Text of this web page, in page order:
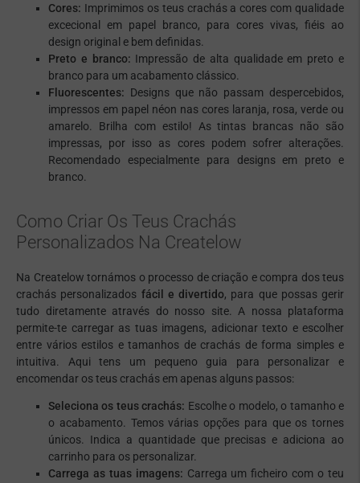
Cores: Imprimimos os teus crachás a cores com qualidade
excecional em papel branco, para cores vivas, fiéis ao
design original e bem definidas.
Preto e branco: Impressão de alta qualidade em preto e
branco para um acabamento clássico.
Fluorescentes: Designs que não passam despercebidos,
impressos em papel néon nas cores laranja, rosa, verde ou
amarelo. Brilha com estilo! As tintas brancas não são
impressas, por isso as cores podem sofrer alterações.
Recomendado especialmente para designs em preto e
branco.
Como Criar Os Teus Crachás
Personalizados Na Createlow
Na Createlow tornámos o processo de criação e compra dos teus
crachás personalizados fácil e divertido, para que possas gerir
tudo diretamente através do nosso site. A nossa plataforma
permite-te carregar as tuas imagens, adicionar texto e escolher
entre vários estilos e tamanhos de crachás de forma simples e
intuitiva. Aqui tens um pequeno guia para personalizar e
encomendar os teus crachás em apenas alguns passos:
Seleciona os teus crachás: Escolhe o modelo, o tamanho e
o acabamento. Temos várias opções para que os tornes
únicos. Indica a quantidade que precisas e adiciona ao
carrinho para os personalizar.
Carrega as tuas imagens: Carrega um ficheiro com o teu